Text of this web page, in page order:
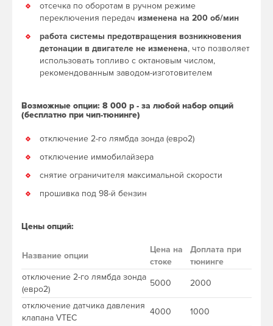
отсечка по оборотам в ручном режиме
переключения передач изменена на 200 об/мин
работа системы предотвращения возникновения
детонации в двигателе не изменена, что позволяет
использовать топливо с октановым числом,
рекомендованным заводом-изготовителем
Возможные опции: 8 000 р - за любой набор опций
(бесплатно при чип-тюнинге)
отключение 2-го лямбда зонда (евро2)
отключение иммобилайзера
снятие ограничителя максимальной скорости
прошивка под 98-й бензин
Цены опций:
Название опции
Цена на
стоке
Доплата при
тюнинге
отключение 2-го лямбда зонда
(евро2)
5000 2000
отключение датчика давления
клапана VTEC
4000 1000